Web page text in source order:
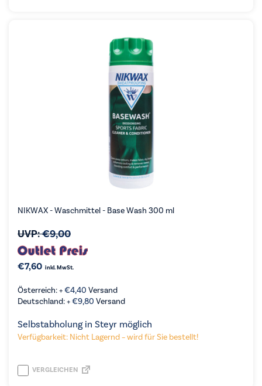
NIKWAX - Waschmittel - Base Wash 300 ml
UVP:€9,00
€7,60 inkl. MwSt.
Österreich: +€4,40 Versand
Deutschland: +€9,80 Versand
Selbstabholung in Steyr möglich
Verfügbarkeit: Nicht Lagernd – wird für Sie bestellt!
VERGLEICHEN